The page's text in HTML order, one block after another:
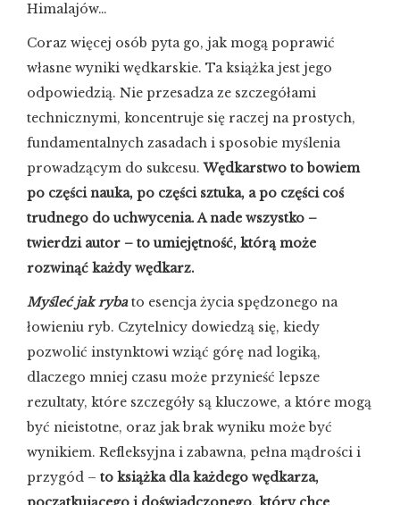
Himalajów…
Coraz więcej osób pyta go, jak mogą poprawić
własne wyniki wędkarskie. Ta książka jest jego
odpowiedzią. Nie przesadza ze szczegółami
technicznymi, koncentruje się raczej na prostych,
fundamentalnych zasadach i sposobie myślenia
prowadzącym do sukcesu.Wędkarstwo to bowiem
po części nauka, po części sztuka, a po części coś
trudnego do uchwycenia. A nade wszystko –
twierdzi autor – to umiejętność, którą może
rozwinąć każdy wędkarz.
Myśleć jak rybato esencja życia spędzonego na
łowieniu ryb. Czytelnicy dowiedzą się, kiedy
pozwolić instynktowi wziąć górę nad logiką,
dlaczego mniej czasu może przynieść lepsze
rezultaty, które szczegóły są kluczowe, a które mogą
być nieistotne, oraz jak brak wyniku może być
wynikiem. Refleksyjna i zabawna, pełna mądrości i
przygód – to książka dla każdego wędkarza,